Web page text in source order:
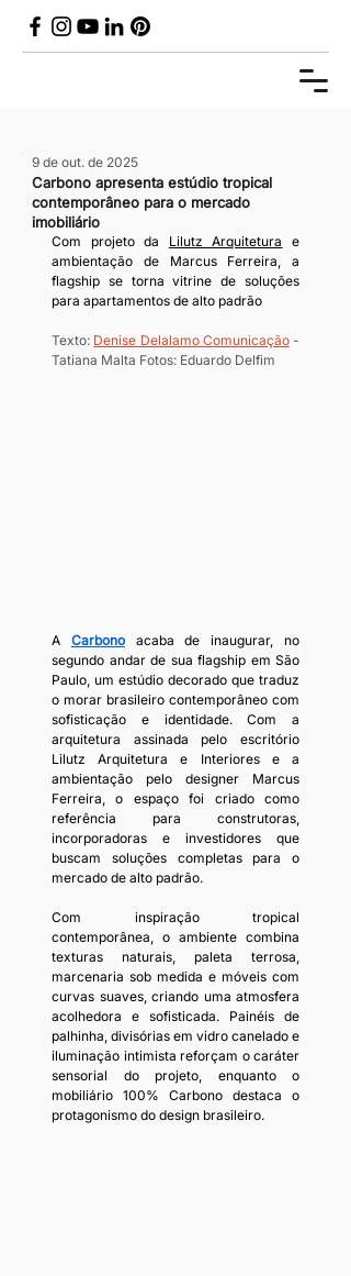
Carbono apresenta estúdio tropical
contemporâneo para o mercado
imobiliário
9 de out. de 2025
Com projeto da Lilutz Arquitetura e
ambientação de Marcus Ferreira, a
flagship se torna vitrine de soluções
para apartamentos de alto padrão
Texto: Denise Delalamo Comunicação -
Tatiana Malta	Fotos: Eduardo Delfim
A Carbono acaba de inaugurar, no
segundo andar de sua flagship em São
Paulo, um estúdio decorado que traduz
o morar brasileiro contemporâneo com
sofisticação e identidade. Com a
arquitetura assinada pelo escritório
Lilutz Arquitetura e Interiores e a
ambientação pelo designer Marcus
Ferreira, o espaço foi criado como
referência para construtoras,
incorporadoras e investidores que
buscam soluções completas para o
mercado de alto padrão.
Com inspiração tropical
contemporânea, o ambiente combina
texturas naturais, paleta terrosa,
marcenaria sob medida e móveis com
curvas suaves, criando uma atmosfera
acolhedora e sofisticada. Painéis de
palhinha, divisórias em vidro canelado e
iluminação intimista reforçam o caráter
sensorial do projeto, enquanto o
mobiliário 100% Carbono destaca o
protagonismo do design brasileiro.